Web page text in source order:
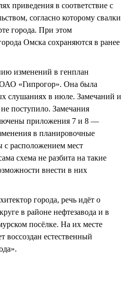
приведения в соответствие с
согласно которому свалки
города. При этом
Омска сохраняются в ранее
изменений в генплан
ОАО «Гипрогор». Она была
слушаниях в июле. Замечаний и
поступило. Замечания
приложения 7 и 8 —
в планировочные
с расположением мест
схема не разбита на такие
внести в них
города, речь идёт о
в районе нефтезавода и в
посёлке. На их месте
воссоздан естественный